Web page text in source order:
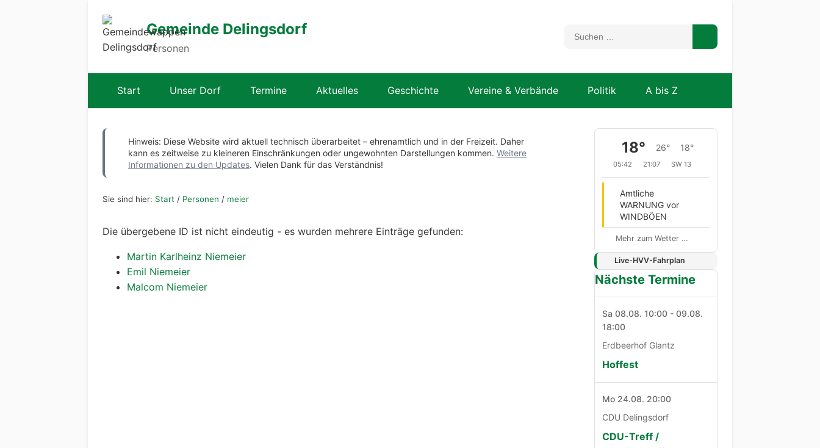
Gemeinde Delingsdorf
Personen
Start Unser Dorf Termine Aktuelles Geschichte Vereine & Verbände Politik A bis Z
Hinweis: Diese Website wird aktuell technisch überarbeitet – ehrenamtlich und in der Freizeit. Daher
kann es zeitweise zu kleineren Einschränkungen oder ungewohnten Darstellungen kommen. Weitere
Informationen zu den Updates. Vielen Dank für das Verständnis!
Sie sind hier: Start / Personen / meier
Die übergebene ID ist nicht eindeutig - es wurden mehrere Einträge gefunden:
Martin Karlheinz Niemeier
Emil Niemeier
Malcom Niemeier
18° 26° 18°
05:42 21:07 SW 13
Amtliche
WARNUNG vor
WINDBÖEN
Mehr zum Wetter …
Live-HVV-Fahrplan
Nächste Termine
Sa 08.08. 10:00 - 09.08.
18:00
Erdbeerhof Glantz
Hoffest
Mo 24.08. 20:00
CDU Delingsdorf
CDU-Treff /